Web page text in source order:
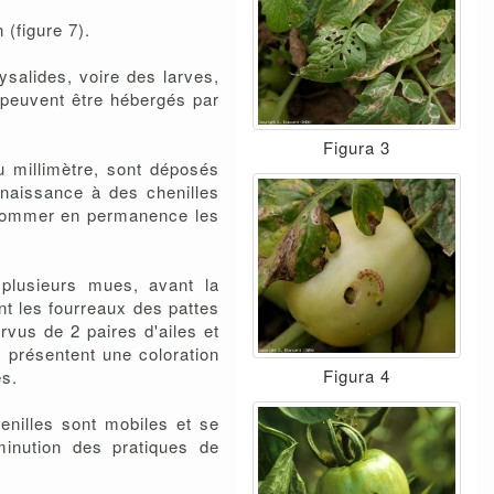
(figure 7).
voire des larves,
être hébergés par
sont déposés
à des chenilles
en permanence les
mues, avant la
les fourreaux des pattes
de 2 paires d'ailes et
une coloration
sont mobiles et se
des pratiques de
Figura 3
Figura 4